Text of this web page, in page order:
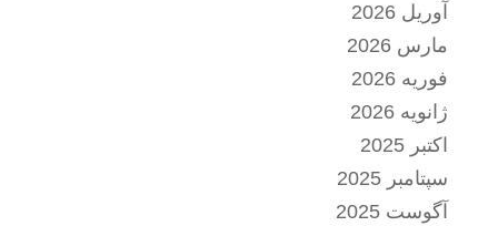
آوریل 2026
مارس 2026
فوریه 2026
ژانویه 2026
اکتبر 2025
سپتامبر 2025
آگوست 2025